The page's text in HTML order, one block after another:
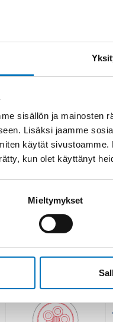
sisällön ja mainosten
Lisäksi jaamme
käytät
kun olet käyttänyt
Mieltymykset
auttaa.
kaapelin eri